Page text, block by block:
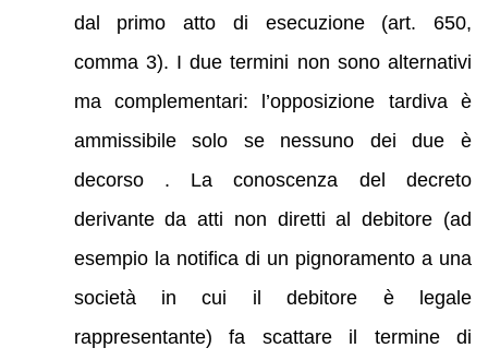
dal primo atto di esecuzione (art. 650,
comma 3). I due termini non sono alternativi
ma complementari: l’opposizione tardiva è
ammissibile solo se nessuno dei due è
decorso . La conoscenza del decreto
derivante da atti non diretti al debitore (ad
esempio la notifica di un pignoramento a una
società in cui il debitore è legale
rappresentante) fa scattare il termine di